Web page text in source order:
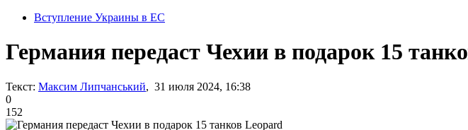
Вступление Украины в ЕС
Германия передаст Чехии в подарок 15
Текст: Максим Липчанський, 31 июля 2024, 16:38
0
152